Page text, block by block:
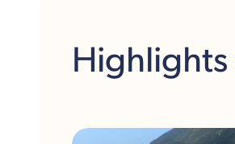
Highlights